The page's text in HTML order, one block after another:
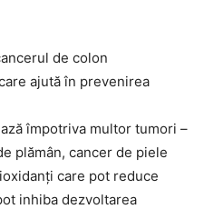
de colon
ajută în prevenirea
împotriva multor tumori –
plămân, cancer de piele
care pot reduce
inhiba dezvoltarea